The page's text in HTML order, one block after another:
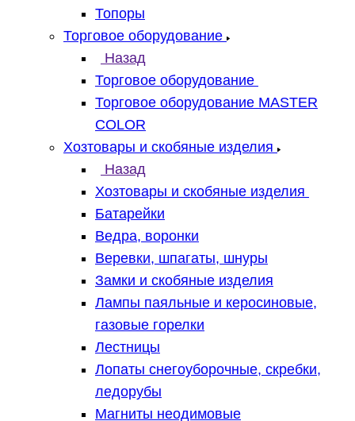
Топоры
Торговое оборудование
Назад
Торговое оборудование
Торговое оборудование MASTER
COLOR
Хозтовары и скобяные изделия
Назад
Хозтовары и скобяные изделия
Батарейки
Ведра, воронки
Веревки, шпагаты, шнуры
Замки и скобяные изделия
Лампы паяльные и керосиновые,
газовые горелки
Лестницы
Лопаты снегоуборочные, скребки,
ледорубы
Магниты неодимовые